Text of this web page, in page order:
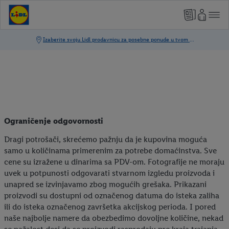
Ograničenje odgovornosti
Dragi potrošači, skrećemo pažnju da je kupovina moguća
samo u količinama primerenim za potrebe domaćinstva. Sve
cene su izražene u dinarima sa PDV-om. Fotografije ne moraju
uvek u potpunosti odgovarati stvarnom izgledu proizvoda i
unapred se izvinjavamo zbog mogućih grešaka. Prikazani
proizvodi su dostupni od označenog datuma do isteka zaliha
ili do isteka označenog završetka akcijskog perioda. I pored
naše najbolje namere da obezbedimo dovoljne količine, nekad